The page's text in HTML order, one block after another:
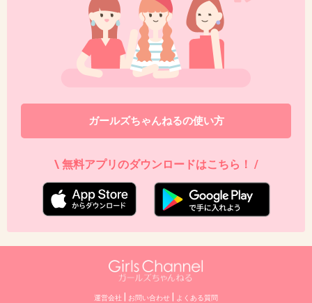
ガールズちゃんねるの使い方
\ 無料アプリのダウンロードはこちら！ /
運営会社 お問い合わせ よくある質問